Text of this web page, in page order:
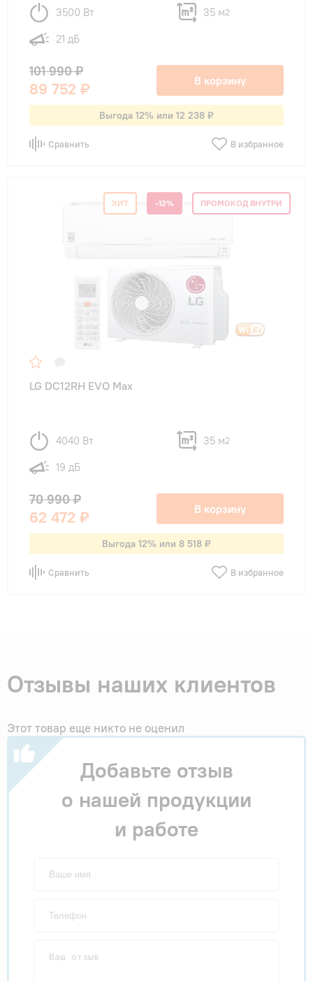
3500 Вт 35 м2
21 дБ
101 990 ₽
89 752 ₽ В корзину
Выгода 12% или 12 238 ₽
Сравнить В избранное
ХИТ -12% ПРОМОКОД ВНУТРИ
LG DC12RH EVO Max
4040 Вт 35 м2
19 дБ
70 990 ₽
62 472 ₽ В корзину
Выгода 12% или 8 518 ₽
Сравнить В избранное
Отзывы наших клиентов
Этот товар еще никто не оценил
Добавьте отзыв
о нашей продукции
и работе